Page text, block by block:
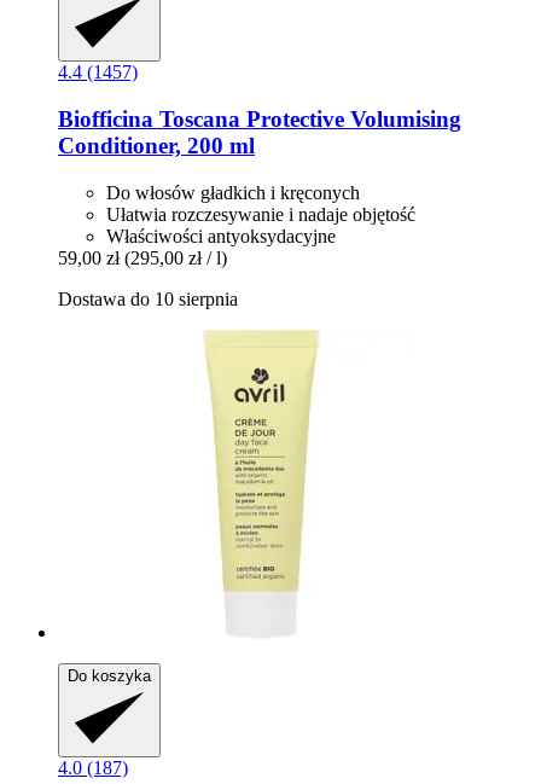
4.4 (1457)
Biofficina Toscana Protective Volumising
Conditioner, 200 ml
Do włosów gładkich i kręconych
Ułatwia rozczesywanie i nadaje objętość
Właściwości antyoksydacyjne
59,00 zł (295,00 zł / l)
Dostawa do 10 sierpnia
Do koszyka
4.0 (187)